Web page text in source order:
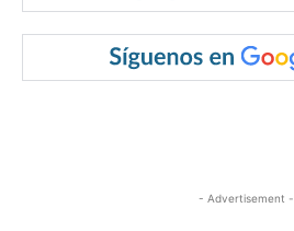
- Advertisement -